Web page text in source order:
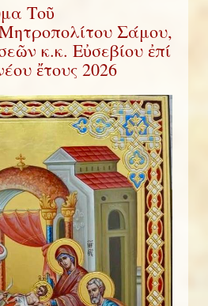
Τοῦ
Σάμου,
κ.κ. Εὐσεβίου ἐπί
ἔτους 2026